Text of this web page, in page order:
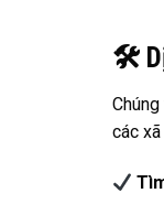
🛠
các